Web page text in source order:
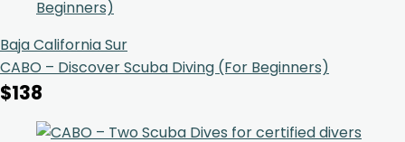
Baja California Sur
CABO – Discover Scuba Diving (For Beginners)
$138